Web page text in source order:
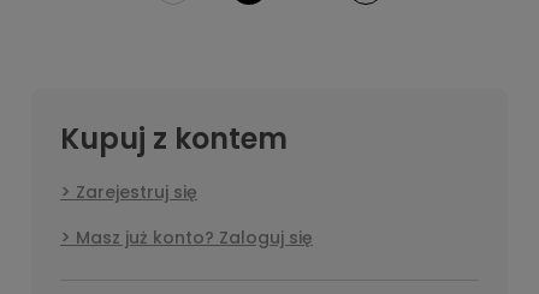
Kupuj z kontem
Zarejestruj się
Masz już konto? Zaloguj się